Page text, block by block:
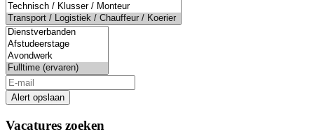
Alert opslaan
Vacatures zoeken